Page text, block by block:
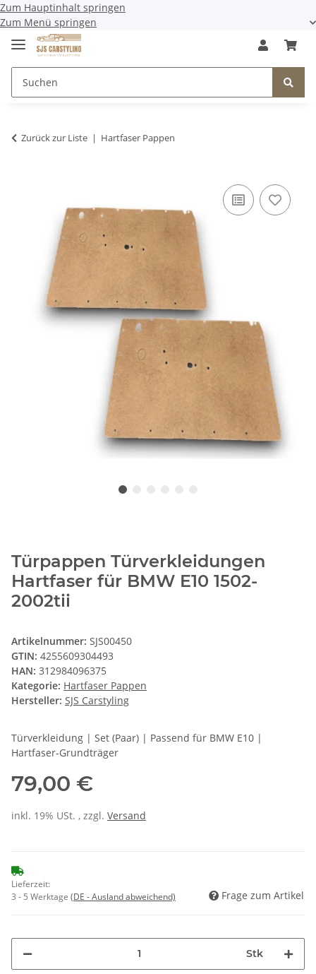
Zum Hauptinhalt springen
Zum Menü springen
Zurück zur Liste Hartfaser Pappen
Türpappen Türverkleidungen
Hartfaser für BMW E10 1502-
2002tii
Artikelnummer: SJS00450
GTIN: 4255609304493
HAN: 312984096375
Kategorie: Hartfaser Pappen
Hersteller: SJS Carstyling
Türverkleidung | Set (Paar) | Passend für BMW E10 |
Hartfaser-Grundträger
79,00 €
inkl. 19% USt. , zzgl. Versand
Lieferzeit:
3 - 5 Werktage (DE - Ausland abweichend) Frage zum Artikel
Stk